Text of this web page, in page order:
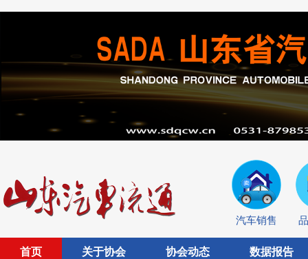
汽车销售
首页 关于协会 协会动态 数据报告